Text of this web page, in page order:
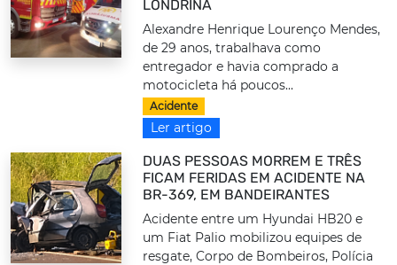
LONDRINA
Alexandre Henrique Lourenço Mendes,
de 29 anos, trabalhava como
entregador e havia comprado a
motocicleta há poucos...
Acidente
Ler artigo
DUAS PESSOAS MORREM E TRÊS
FICAM FERIDAS EM ACIDENTE NA
BR-369, EM BANDEIRANTES
Acidente entre um Hyundai HB20 e
um Fiat Palio mobilizou equipes de
resgate, Corpo de Bombeiros, Polícia